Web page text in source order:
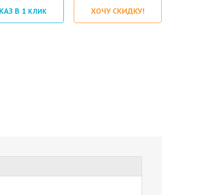
В 1 КЛИК ХОЧУ СКИДКУ!